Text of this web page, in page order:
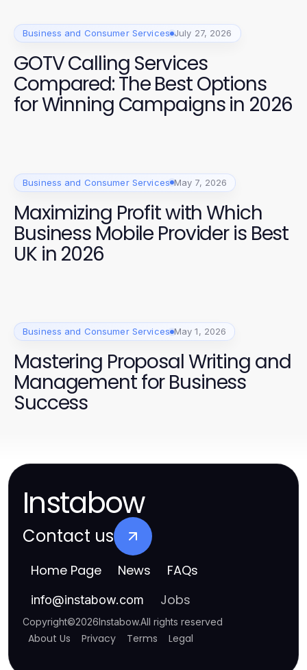
Business and Consumer Services July 27, 2026
GOTV Calling Services
Compared: The Best Options
for Winning Campaigns in 2026
Business and Consumer Services May 7, 2026
Maximizing Profit with Which
Business Mobile Provider is Best
UK in 2026
Business and Consumer Services May 1, 2026
Mastering Proposal Writing and
Management for Business
Success
Instabow
Contact us
Home Page News FAQs
info@instabow.com Jobs
Copyright©2026Instabow.All rights reserved
About Us Privacy Terms Legal